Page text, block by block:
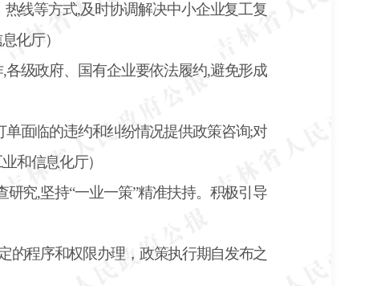
热线等方式,及时协调解决中小企业复工复
化厅）
,各级政府、国有企业要依法履约,避免形成
单面临的违约和纠纷情况提供政策咨询;对
和信息化厅）
研究,坚持“一业一策”精准扶持。积极引导
的程序和权限办理，政策执行期自发布之